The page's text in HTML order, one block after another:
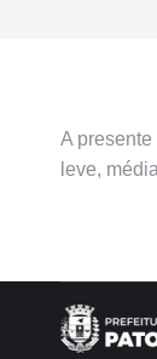
A
leve,